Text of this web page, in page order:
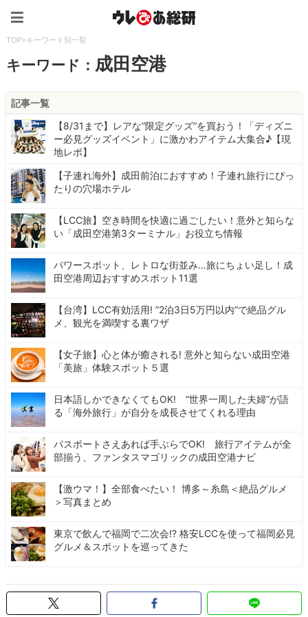
TOP>キーワード別一覧
キーワード： 成田空港
記事一覧
【8/31まで】レアな“限定グッズ”を買おう！「ディズニ
ー必見グッズイベント」に激かわアイテム大集合♪【現
地レポ】
【子連れ海外】成田前泊におすすめ！子連れ旅行にぴっ
たりの穴場ホテル
【LCC旅】空き時間を快適に過ごしたい！意外と知らな
い「成田空港第3ターミナル」お役立ち情報
パワースポット、レトロな街並み…旅にちょい足し！成
田空港周辺おすすめスポット11選
【台湾】LCC有効活用! ”2泊3日5万円以内”で絶品グル
メ、観光を満喫する裏ワザ
【女子旅】心と体が癒される! 意外と知らない成田空港
「美旅」体験スポット５選
日本語しかできなくてもOK! ”世界一周した夫婦”が語
る「海外旅行」が自分を成長させてくれる理由
パスポートさえあれば手ぶらでOK! 旅行アイテムが全
部揃う、ファンタスマゴリックの成田空港ナビ
【激ウマ！】全部食べたい！ 博多～糸島＜絶品グルメ
＞写真まとめ
東京で飲んで福岡で二次会!? 格安LCCを使って福岡必見
グルメ＆スポットを巡ってきた